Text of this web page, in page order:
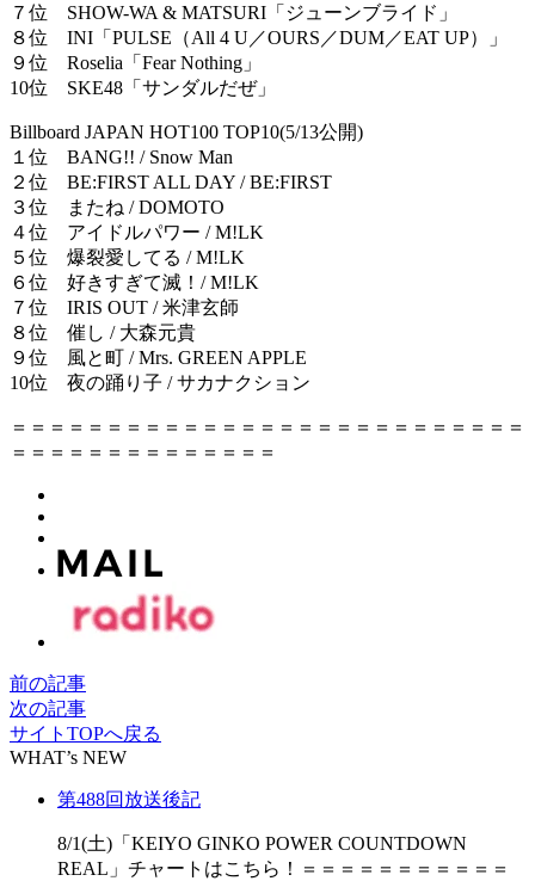
７位 SHOW-WA & MATSURI「ジューンブライド」
８位 INI「PULSE（All 4 U／OURS／DUM／EAT UP）」
９位 Roselia「Fear Nothing」
10位 SKE48「サンダルだぜ」
Billboard JAPAN HOT100 TOP10(5/13公開)
１位 BANG!! / Snow Man
２位 BE:FIRST ALL DAY / BE:FIRST
３位 またね / DOMOTO
４位 アイドルパワー / M!LK
５位 爆裂愛してる / M!LK
６位 好きすぎて滅！/ M!LK
７位 IRIS OUT / 米津玄師
８位 催し / 大森元貴
９位 風と町 / Mrs. GREEN APPLE
10位 夜の踊り子 / サカナクション
＝＝＝＝＝＝＝＝＝＝＝＝＝＝＝＝＝＝＝＝＝＝＝＝＝＝＝
＝＝＝＝＝＝＝＝＝＝＝＝＝＝
前の記事
次の記事
サイトTOPへ戻る
WHAT’s NEW
第488回放送後記
8/1(土)「KEIYO GINKO POWER COUNTDOWN
REAL」チャートはこちら！＝＝＝＝＝＝＝＝＝＝＝